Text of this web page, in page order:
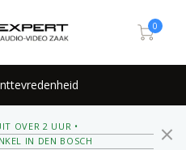
0
OVER 2 UUR •
IN DEN BOSCH